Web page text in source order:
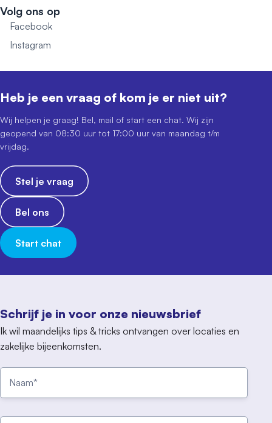
Volg ons op
Facebook
Instagram
Schrijf je in voor onze nieuwsbrief
Ik wil maandelijks tips & tricks ontvangen over locaties en
zakelijke bijeenkomsten.
Heb je een vraag of kom je er niet uit?
Wij helpen je graag! Bel, mail of start een chat. Wij zijn
geopend van 08:30 uur tot 17:00 uur van maandag t/m
vrijdag.
Stel je vraag
Bel ons
Start chat